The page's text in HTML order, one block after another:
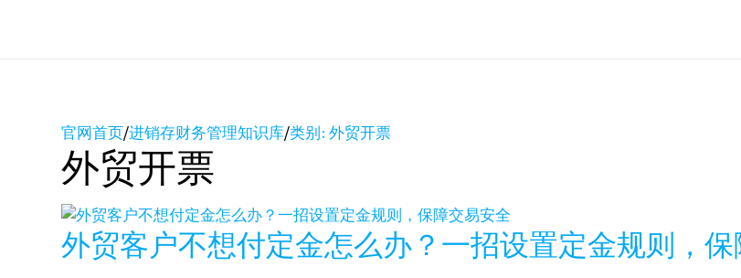
官网首页/进销存财务管理知识库/类别: 外贸开票
外贸开票
外贸客户不想付定金怎么办？一招设置定金规则，